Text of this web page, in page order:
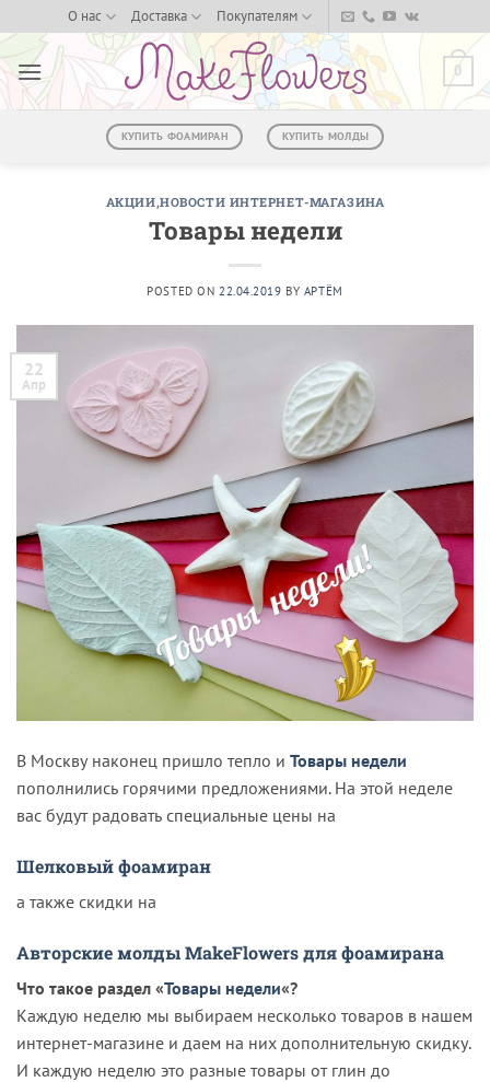
to
content
О нас Доставка Покупателям
0
КУПИТЬ ФОАМИРАН КУПИТЬ МОЛДЫ
АКЦИИ,НОВОСТИ ИНТЕРНЕТ-МАГАЗИНА
Товары недели
POSTED ON 22.04.2019 BY АРТЁМ
22
Апр
В Москву наконец пришло тепло и Товары недели
пополнились горячими предложениями. На этой неделе
вас будут радовать специальные цены на
Шелковый фоамиран
а также скидки на
Авторские молды MakeFlowers для фоамирана
Что такое раздел «Товары недели«?
Каждую неделю мы выбираем несколько товаров в нашем
интернет-магазине и даем на них дополнительную скидку.
И каждую неделю это разные товары от глин до